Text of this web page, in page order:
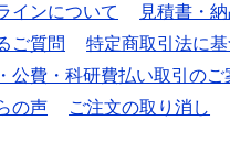
インについて
見積書・
ご質問
特定商取引法に
公費・科研費払い取引のご
の声 ご注文の取り消し